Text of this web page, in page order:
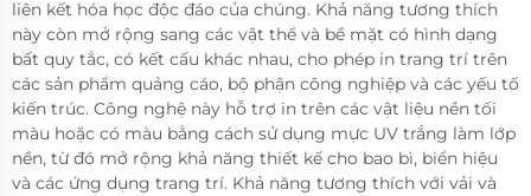
liên kết hóa học độc đáo của chúng. Khả năng tương thích
này còn mở rộng sang các vật thể và bề mặt có hình dạng
bất quy tắc, có kết cấu khác nhau, cho phép in trang trí trên
các sản phẩm quảng cáo, bộ phận công nghiệp và các yếu tố
kiến trúc. Công nghệ này hỗ trợ in trên các vật liệu nền tối
màu hoặc có màu bằng cách sử dụng mực UV trắng làm lớp
nền, từ đó mở rộng khả năng thiết kế cho bao bì, biển hiệu
và các ứng dụng trang trí. Khả năng tương thích với vải và